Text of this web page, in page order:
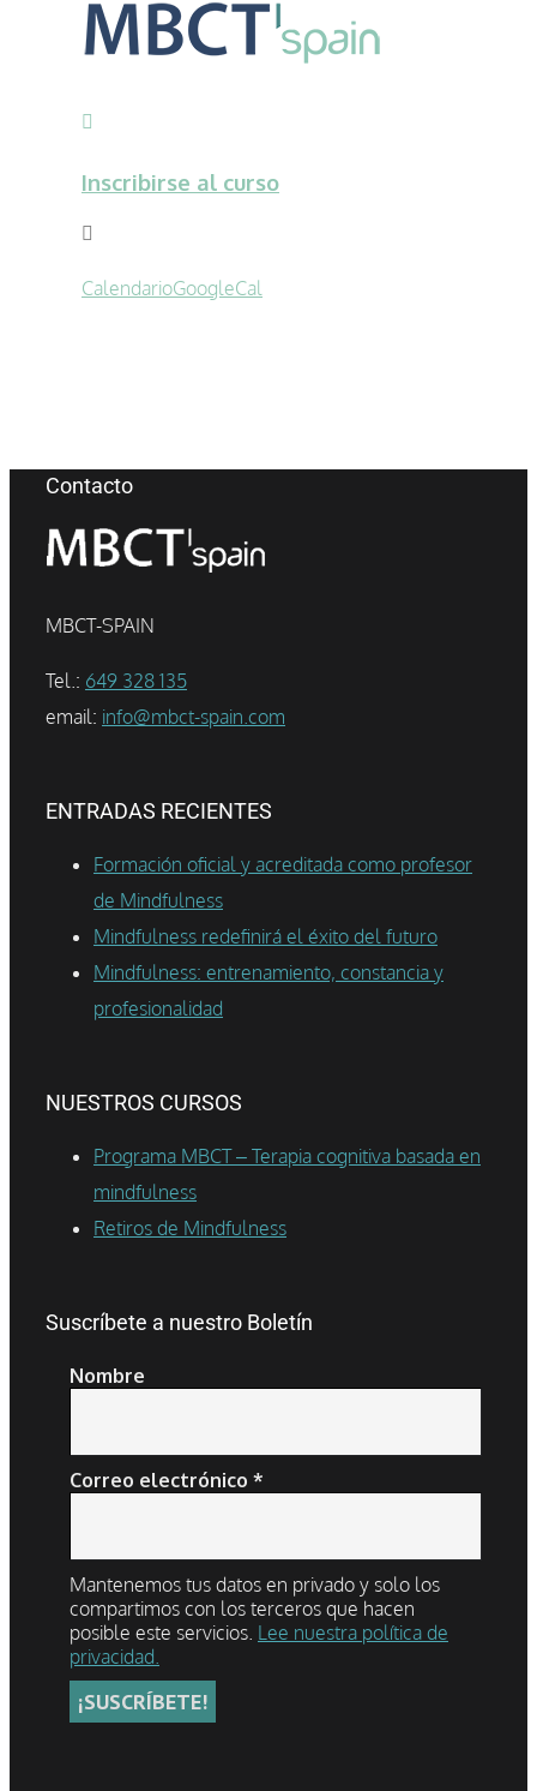
Inscribirse al curso
CalendarioGoogleCal
Contacto
MBCT-SPAIN
Tel.: 649 328 135
email: info@mbct-spain.com
ENTRADAS RECIENTES
Formación oficial y acreditada como profesor
de Mindfulness
Mindfulness redefinirá el éxito del futuro
Mindfulness: entrenamiento, constancia y
profesionalidad
NUESTROS CURSOS
Programa MBCT – Terapia cognitiva basada en
mindfulness
Retiros de Mindfulness
Suscríbete a nuestro Boletín
Nombre
Correo electrónico *
Mantenemos tus datos en privado y solo los
compartimos con los terceros que hacen
posible este servicios. Lee nuestra política de
privacidad.